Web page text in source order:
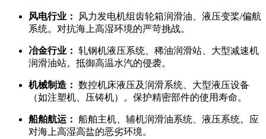
风电行业：
风力发电机组齿轮箱润滑油、液压变桨/偏航
系统。对抗海上高湿环境的严苛挑战。
冶金行业： 轧钢机液压系统、稀油润滑站、大型减速机
润滑油站。抵御高温水汽的侵袭。
机械制造： 数控机床液压及润滑系统、大型液压设备
（如注塑机、压铸机）。保护精密部件的使用寿命。
船舶航运： 船舶主机、辅机润滑油系统、液压系统。应
对海上高湿高盐的恶劣环境。